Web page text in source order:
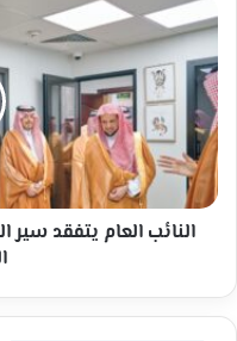
العام
يتفقد
سير
العمل
في
النيابة
العامة
بالمنطقة
الشرقية*
النائب العام يتفقد سير